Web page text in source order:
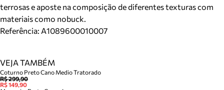
terrosas e aposte na composição de diferentes texturas com
materiais como nobuck.
Referência: A1089600010007
VEJA TAMBÉM
Coturno Preto Cano Medio Tratorado
R$ 299,90
R$ 149,90